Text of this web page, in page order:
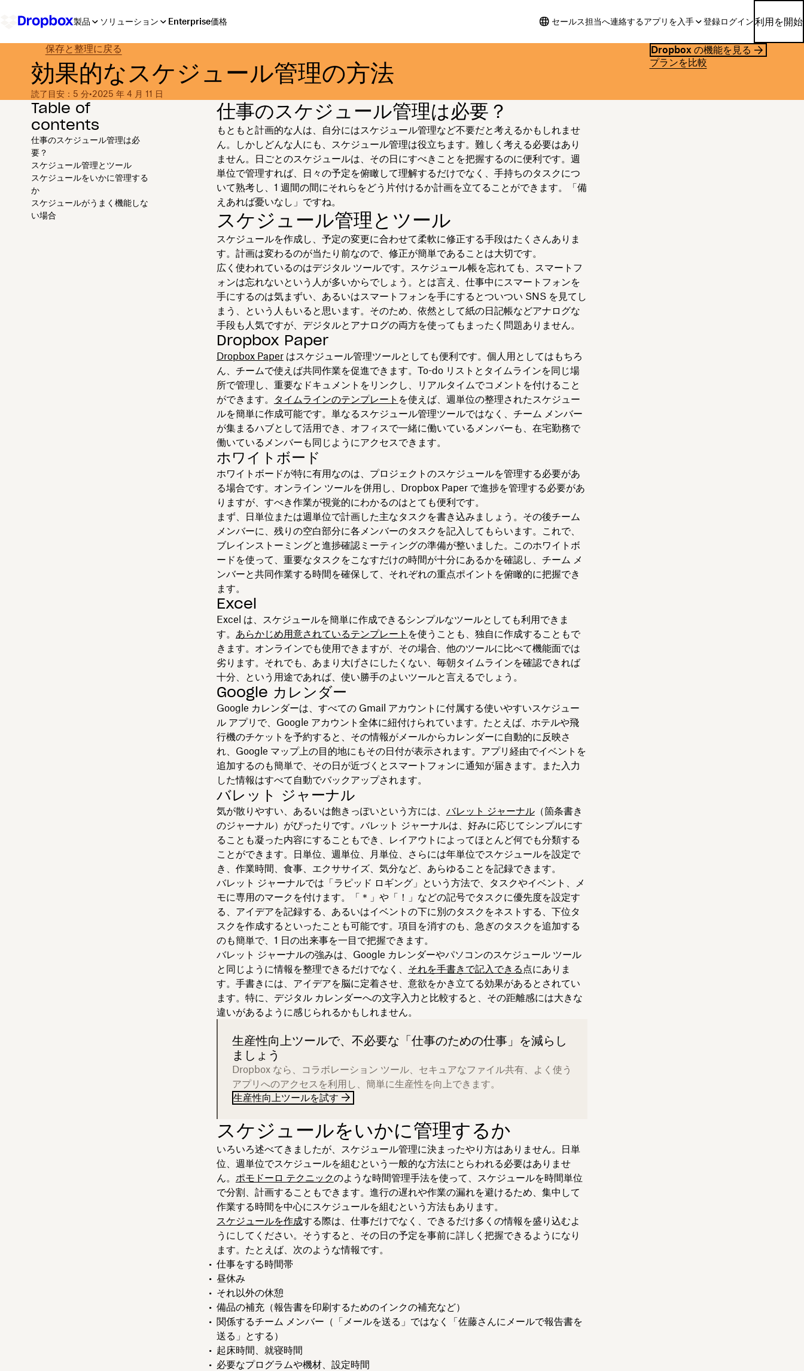
製品 ソリューション Enterprise価格 セールス担当へ連絡するアプリを入手 登録ログイン利用を開始
保存と整理に戻る
効果的なスケジュール管理の方法
読了目安：5 分•2025 年 4 月 11 日
Dropbox の機能を見る
プランを比較
Table of
contents
仕事のスケジュール管理は必
要？
スケジュール管理とツール
スケジュールをいかに管理する
か
スケジュールがうまく機能しな
い場合
仕事のスケジュール管理は必要？
もともと計画的な人は、自分にはスケジュール管理など不要だと考えるかもしれませ
ん。しかしどんな人にも、スケジュール管理は役立ちます。難しく考える必要はあり
ません。日ごとのスケジュールは、その日にすべきことを把握するのに便利です。週
単位で管理すれば、日々の予定を俯瞰して理解するだけでなく、手持ちのタスクにつ
いて熟考し、1 週間の間にそれらをどう片付けるか計画を立てることができます。「備
えあれば憂いなし」ですね。
スケジュール管理とツール
スケジュールを作成し、予定の変更に合わせて柔軟に修正する手段はたくさんありま
す。計画は変わるのが当たり前なので、修正が簡単であることは大切です。
広く使われているのはデジタル ツールです。スケジュール帳を忘れても、スマートフ
ォンは忘れないという人が多いからでしょう。とは言え、仕事中にスマートフォンを
手にするのは気まずい、あるいはスマートフォンを手にするとついつい SNS を見てし
まう、という人もいると思います。そのため、依然として紙の日記帳などアナログな
手段も人気ですが、デジタルとアナログの両方を使ってもまったく問題ありません。
Dropbox Paper
Dropbox Paperはスケジュール管理ツールとしても便利です。個人用としてはもちろ
ん、チームで使えば共同作業を促進できます。To-do リストとタイムラインを同じ場
所で管理し、重要なドキュメントをリンクし、リアルタイムでコメントを付けること
ができます。
タイムラインのテンプレート を使えば、週単位の整理されたスケジュー
ルを簡単に作成可能です。単なるスケジュール管理ツールではなく、チーム メンバー
が集まるハブとして活用でき、オフィスで一緒に働いているメンバーも、在宅勤務で
働いているメンバーも同じようにアクセスできます。
ホワイトボード
ホワイトボードが特に有用なのは、プロジェクトのスケジュールを管理する必要があ
る場合です。オンライン ツールを併用し、Dropbox Paper で進捗を管理する必要があ
りますが、すべき作業が視覚的にわかるのはとても便利です。
まず、日単位または週単位で計画した主なタスクを書き込みましょう。その後チーム
メンバーに、残りの空白部分に各メンバーのタスクを記入してもらいます。これで、
ブレインストーミングと進捗確認ミーティングの準備が整いました。このホワイトボ
ードを使って、重要なタスクをこなすだけの時間が十分にあるかを確認し、チーム メ
ンバーと共同作業する時間を確保して、それぞれの重点ポイントを俯瞰的に把握でき
ます。
Excel
Excel は、スケジュールを簡単に作成できるシンプルなツールとしても利用できま
す。 あらかじめ用意されているテンプレート を使うことも、独自に作成することもで
きます。オンラインでも使用できますが、その場合、他のツールに比べて機能面では
劣ります。それでも、あまり大げさにしたくない、毎朝タイムラインを確認できれば
十分、という用途であれば、使い勝手のよいツールと言えるでしょう。
Google カレンダー
Google カレンダーは、すべての Gmail アカウントに付属する使いやすいスケジュー
ル アプリで、Google アカウント全体に紐付けられています。たとえば、ホテルや飛
行機のチケットを予約すると、その情報がメールからカレンダーに自動的に反映さ
れ、Google マップ上の目的地にもその日付が表示されます。アプリ経由でイベントを
追加するのも簡単で、その日が近づくとスマートフォンに通知が届きます。また入力
した情報はすべて自動でバックアップされます。
バレット ジャーナル
気が散りやすい、あるいは飽きっぽいという方には、 バレット ジャーナル（箇条書き
のジャーナル）がぴったりです。バレット ジャーナルは、好みに応じてシンプルにす
ることも凝った内容にすることもでき、レイアウトによってほとんど何でも分類する
ことができます。日単位、週単位、月単位、さらには年単位でスケジュールを設定で
き、作業時間、食事、エクササイズ、気分など、あらゆることを記録できます。
バレット ジャーナルでは「ラピッド ロギング」という方法で、タスクやイベント、メ
モに専用のマークを付けます。「＊」や「！」などの記号でタスクに優先度を設定す
る、アイデアを記録する、あるいはイベントの下に別のタスクをネストする、下位タ
スクを作成するといったことも可能です。項目を消すのも、急ぎのタスクを追加する
のも簡単で、1 日の出来事を一目で把握できます。
バレット ジャーナルの強みは、Google カレンダーやパソコンのスケジュール ツール
と同じように情報を整理できるだけでなく、 それを手書きで記入できる 点にありま
す。手書きには、アイデアを脳に定着させ、意欲をかき立てる効果があるとされてい
ます。特に、デジタル カレンダーへの文字入力と比較すると、その距離感には大きな
違いがあるように感じられるかもしれません。
生産性向上ツールで、不必要な「仕事のための仕事」を減らし
ましょう
Dropbox なら、コラボレーション ツール、セキュアなファイル共有、よく使う
アプリへのアクセスを利用し、簡単に生産性を向上できます。
生産性向上ツールを試す
スケジュールをいかに管理するか
いろいろ述べてきましたが、スケジュール管理に決まったやり方はありません。日単
位、週単位でスケジュールを組むという一般的な方法にとらわれる必要はありませ
ん。 ポモドーロ テクニックのような時間管理手法を使って、スケジュールを時間単位
で分割、計画することもできます。進行の遅れや作業の漏れを避けるため、集中して
作業する時間を中心にスケジュールを組むという方法もあります。
スケジュールを作成する際は、仕事だけでなく、できるだけ多くの情報を盛り込むよ
うにしてください。そうすると、その日の予定を事前に詳しく把握できるようになり
ます。たとえば、次のような情報です。
仕事をする時間帯
昼休み
それ以外の休憩
備品の補充（報告書を印刷するためのインクの補充など）
関係するチーム メンバー（「メールを送る」ではなく「佐藤さんにメールで報告書を
送る」とする）
起床時間、就寝時間
必要なプログラムや機材、設定時間